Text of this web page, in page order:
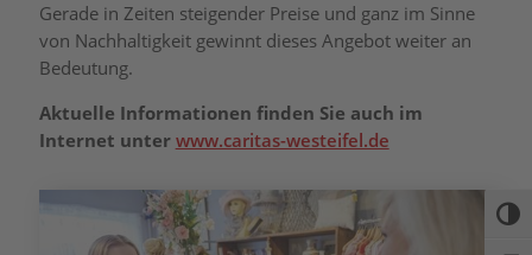
Gerade in Zeiten steigender Preise und ganz im Sinne
von Nachhaltigkeit gewinnt dieses Angebot weiter an
Bedeutung.
Aktuelle Informationen finden Sie auch im
Internet unter www.caritas-westeifel.de